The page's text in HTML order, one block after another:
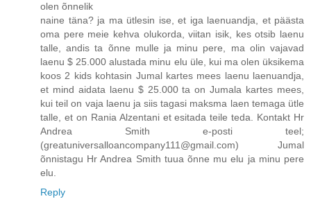
olen õnnelik
naine täna? ja ma ütlesin ise, et iga laenuandja, et päästa
oma pere meie kehva olukorda, viitan isik, kes otsib laenu
talle, andis ta õnne mulle ja minu pere, ma olin vajavad
laenu $ 25.000 alustada minu elu üle, kui ma olen üksikema
koos 2 kids kohtasin Jumal kartes mees laenu laenuandja,
et mind aidata laenu $ 25.000 ta on Jumala kartes mees,
kui teil on vaja laenu ja siis tagasi maksma laen temaga ütle
talle, et on Rania Alzentani et esitada teile teda. Kontakt Hr
Andrea Smith e-posti teel;
(greatuniversalloancompany111@gmail.com) Jumal
õnnistagu Hr Andrea Smith tuua õnne mu elu ja minu pere
elu.
Reply